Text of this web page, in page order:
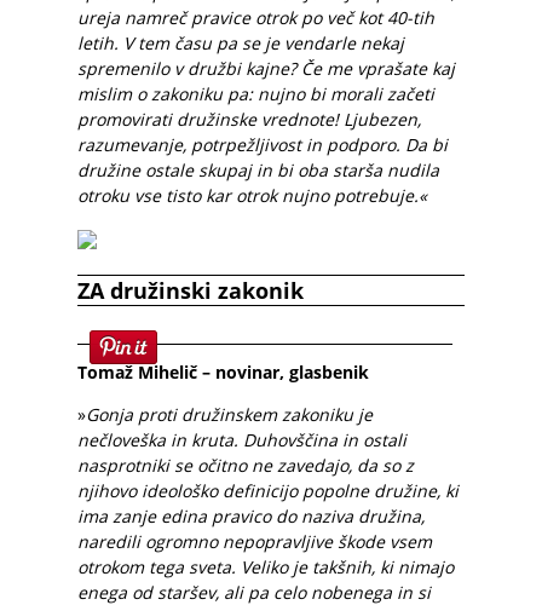
ureja namreč pravice otrok po več kot 40-tih
letih. V tem času pa se je vendarle nekaj
spremenilo v družbi kajne? Če me vprašate kaj
mislim o zakoniku pa: nujno bi morali začeti
promovirati družinske vrednote! Ljubezen,
razumevanje, potrpežljivost in podporo. Da bi
družine ostale skupaj in bi oba starša nudila
otroku vse tisto kar otrok nujno potrebuje.«
ZA družinski zakonik
Tomaž Mihelič – novinar, glasbenik
»Gonja proti družinskem zakoniku je
nečloveška in kruta. Duhovščina in ostali
nasprotniki se očitno ne zavedajo, da so z
njihovo ideološko definicijo popolne družine, ki
ima zanje edina pravico do naziva družina,
naredili ogromno nepopravljive škode vsem
otrokom tega sveta. Veliko je takšnih, ki nimajo
enega od staršev, ali pa celo nobenega in si